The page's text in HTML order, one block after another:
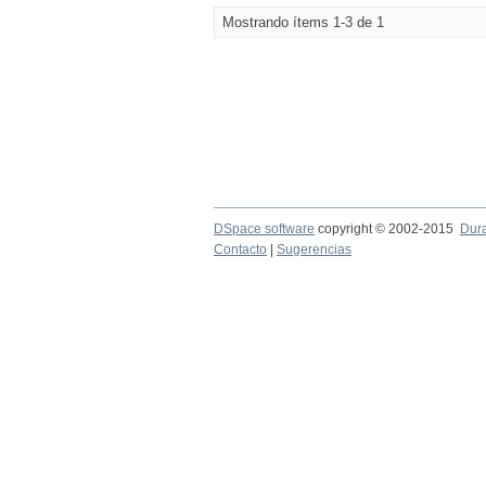
Mostrando ítems 1-3 de 1
DSpace software copyright © 2002-2015
Contacto
Sugerencias